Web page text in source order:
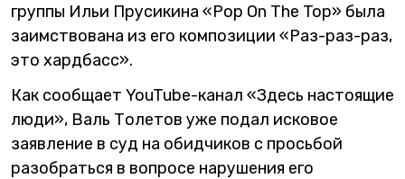
группы Ильи Прусикина «Pop On The Top» была
заимствована из его композиции «Раз-раз-раз,
это хардбасс».
Как сообщает YouTube-канал «Здесь настоящие
люди», Валь Толетов уже подал исковое
заявление в суд на обидчиков с просьбой
разобраться в вопросе нарушения его